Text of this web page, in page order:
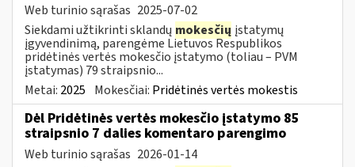
Web turinio sąrašas 2025-07-02
Siekdami užtikrinti sklandų mokesčių įstatymų
įgyvendinimą, parengėme Lietuvos Respublikos
pridėtinės vertės mokesčio įstatymo (toliau – PVM
įstatymas) 79 straipsnio...
Metai: 2025 Mokesčiai: Pridėtinės vertės mokestis
Dėl Pridėtinės vertės mokesčio įstatymo 85
straipsnio 7 dalies komentaro parengimo
Web turinio sąrašas 2026-01-14